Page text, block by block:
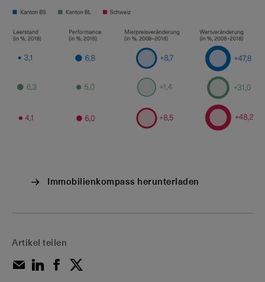
Immobilienkompass herunterladen
Artikel teilen